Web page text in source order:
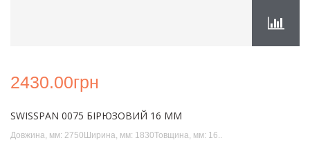
2430.00грн
SWISSPAN 0075 БІРЮЗОВИЙ 16 ММ
Довжина, мм: 2750Ширина, мм: 1830Товщина, мм: 16..